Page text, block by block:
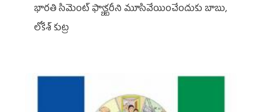
భారతి సిమెంట్ ఫ్యాక్టరీని మూసివేయించేందుకు బాబు,
లోకేశ్ కుట్ర